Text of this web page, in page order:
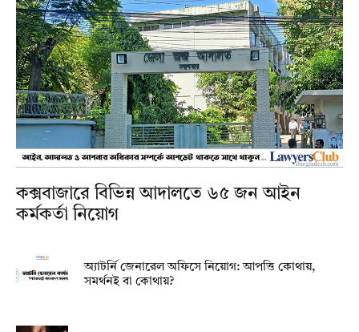
কক্সবাজারে বিভিন্ন আদালতে ৬৫ জন আইন
কর্মকর্তা নিয়োগ
অ্যাটর্নি জেনারেল অফিসে নিয়োগ: আপত্তি কোথায়,
সমর্থনই বা কোথায়?